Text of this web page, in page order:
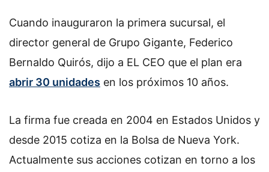
Cuando inauguraron la primera sucursal, el
director general de Grupo Gigante, Federico
Bernaldo Quirós, dijo a EL CEO que el plan era
abrir 30 unidades en los próximos 10 años.
La firma fue creada en 2004 en Estados Unidos y
desde 2015 cotiza en la Bolsa de Nueva York.
Actualmente sus acciones cotizan en torno a los